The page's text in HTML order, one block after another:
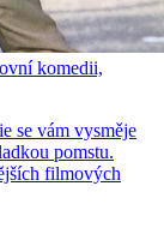
komedii,
se vám vysměje
pomstu.
filmových